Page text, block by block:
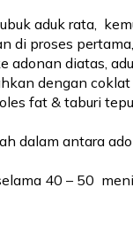
aduk rata,
di proses
adonan diatas,
dengan
fat & taburi
dalam antara
40 – 50